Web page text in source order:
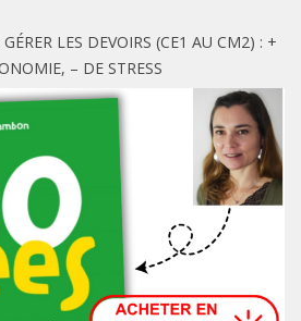
LES DEVOIRS (CE1 AU CM2) : +
– DE STRESS